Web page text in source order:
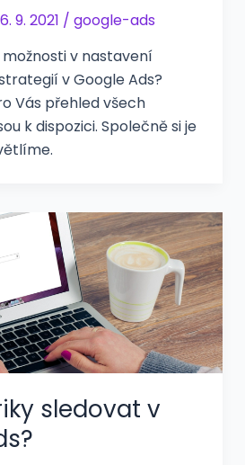
6. 9. 2021 / google-ads
možnosti v nastavení
v Google Ads?
Vás přehled všech
k dispozici. Společně si je
sledovat v